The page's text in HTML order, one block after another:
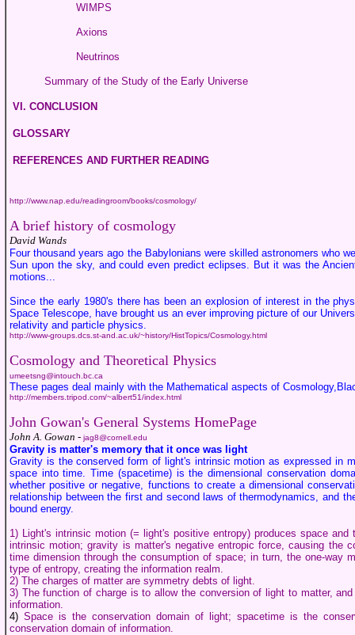
WIMPS
Axions
Neutrinos
Summary of the Study of the Early Universe
VI. CONCLUSION
GLOSSARY
REFERENCES AND FURTHER READING
http://www.nap.edu/readingroom/books/cosmology/
A brief history of cosmology
David Wands
Four thousand years ago the Babylonians were skilled astronomers who
Sun upon the sky, and could even predict eclipses. But it was the
motions...
Since the early 1980's there has been an explosion of interest in the
Space Telescope, have brought us an ever improving picture of our
relativity and particle physics.
http://www-groups.dcs.st-and.ac.uk/~history/HistTopics/Cosmology.html
Cosmology and Theoretical Physics
umeetsng@intouch.bc.ca
These pages deal mainly with the Mathematical aspects of
http://members.tripod.com/~albert51/index.html
John Gowan's General Systems HomePage
John A. Gowan - jag8@cornell.edu
Gravity is matter's memory that it once was light
Gravity is the conserved form of light's intrinsic motion as expressed in
space into time. Time (spacetime) is the dimensional conservation
whether positive or negative, functions to create a dimensional
relationship between the first and second laws of thermodynamics, and
bound energy.
1) Light's intrinsic motion (= light's positive entropy) produces space
intrinsic motion; gravity is matter's negative entropic force, causing the
time dimension through the consumption of space; in turn, the one-way
type of entropy, creating the information realm.
2) The charges of matter are symmetry debts of light.
3) The function of charge is to allow the conversion of light to matter,
information.
4) Space is the conservation domain of light; spacetime is the
conservation domain of information.